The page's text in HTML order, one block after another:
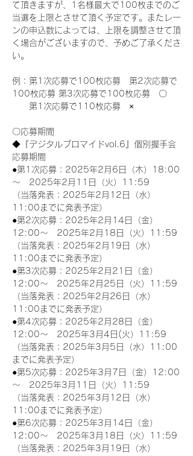
て頂きますが、1名様最大で100枚までのご
当選を上限とさせて頂く予定です。またレー
ンの申込数によっては、上限を調整させて頂
く場合がございますので、予めご了承くださ
い。
例：第1次応募で100枚応募　第2次応募で
100枚応募 第3次応募で100枚応募　〇
第1次応募で110枚応募　×
〇応募期間
◆『デジタルブロマイドvol.6』個別握手会
応募期間
●第1次応募：2025年2月6日（木）18:00
～　2025年2月11日（火）11:59
（当落発表：2025年2月12日（水）
11:00までに発表予定）
●第2次応募：2025年2月14日（金）
12:00～　2025年2月18日（火）11:59
（当落発表：2025年2月19日（水）
11:00までに発表予定）
●第3次応募：2025年2月21日（金）
12:00～　2025年2月25日（火）11:59
（当落発表：2025年2月26日（水）
11:00までに発表予定）
●第4次応募：2025年2月28日（金）
12:00～　2025年3月4日(火）11:59
（当落発表：2025年3月5日（水）11:00
までに発表予定）
●第5次応募：2025年3月7日（金）12:00
～　2025年3月11日（火）11:59
（当落発表：2025年3月12日（水）
11:00までに発表予定）
●第6次応募：2025年3月14日（金）
12:00～　2025年3月18日（火）11:59
（当落発表：2025年3月19日（水）